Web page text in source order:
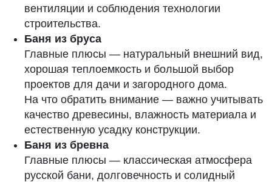
вентиляции и соблюдения технологии
строительства.
Баня из бруса
Главные плюсы — натуральный внешний вид,
хорошая теплоемкость и большой выбор
проектов для дачи и загородного дома.
На что обратить внимание — важно учитывать
качество древесины, влажность материала и
естественную усадку конструкции.
Баня из бревна
Главные плюсы — классическая атмосфера
русской бани, долговечность и солидный